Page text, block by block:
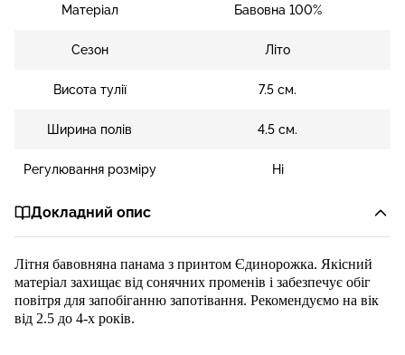
Матеріал Бавовна 100%
Сезон Літо
Висота тулії 7.5 см.
Ширина полів 4.5 см.
Регулювання розміру Ні
Докладний опис
Літня бавовняна панама з принтом Єдинорожка. Якісний
матеріал захищає від сонячних променів і забезпечує обіг
повітря для запобіганню запотівання. Рекомендуємо на вік
від 2.5 до 4-х років.